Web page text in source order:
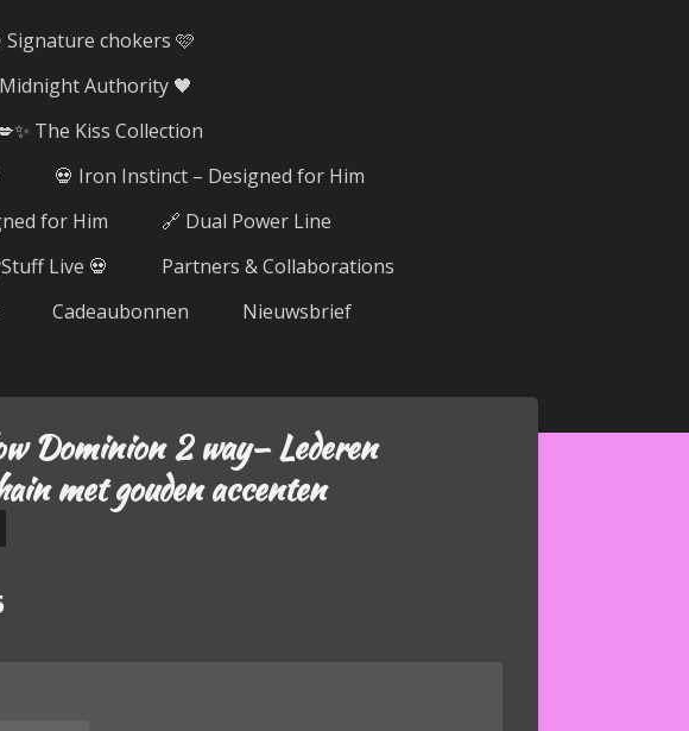
Signature chokers 🩷
Authority 🖤
The Kiss Collection
💀 Iron Instinct – Designed for Him
for Him
🔗 Dual Power Line
Live 💀
Partners & Collaborations
Cadeaubonnen
Nieuwsbrief
Dominion 2 way– Lederen
met gouden accenten